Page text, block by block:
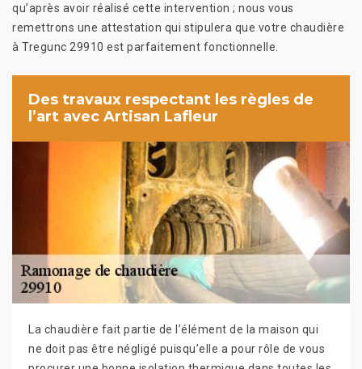
qu’après avoir réalisé cette intervention ; nous vous
remettrons une attestation qui stipulera que votre chaudière
à Tregunc 29910 est parfaitement fonctionnelle.
Des travaux respectant les règles de
l’art avec Artisan Lafleur
La chaudière fait partie de l’élément de la maison qui
ne doit pas être négligé puisqu’elle a pour rôle de vous